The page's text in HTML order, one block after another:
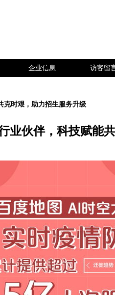
企业信息 访客留
克时艰，助力招生服务升级
业伙伴，科技赋能